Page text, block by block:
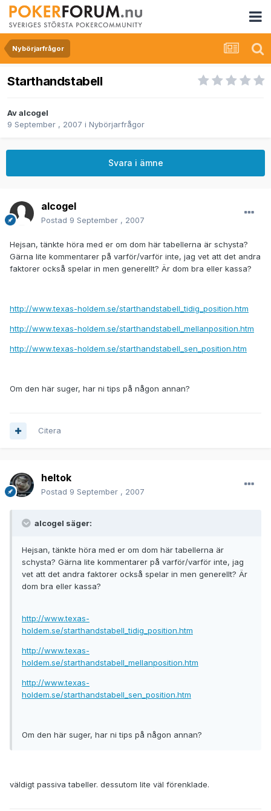
Nybörjarfrågor
Starthandstabell
Avalcogel
9 September , 2007 i Nybörjarfrågor
Svara i ämne
alcogel
Postad 9 September , 2007
Hejsan, tänkte höra med er om dom här tabellerna är schysta?
Gärna lite kommentarer på varför/varför inte, jag vet att det andra
faktorer också spelar in men generellt? Är dom bra eller kassa?
http://www.texas-holdem.se/starthandstabell_tidig_position.htm
http://www.texas-holdem.se/starthandstabell_mellanposition.htm
http://www.texas-holdem.se/starthandstabell_sen_position.htm
Om den här suger, har ni tips på någon annan?
Citera
heltok
Postad 9 September , 2007
alcogel säger:
Hejsan, tänkte höra med er om dom här tabellerna är
schysta? Gärna lite kommentarer på varför/varför inte, jag
vet att det andra faktorer också spelar in men generellt? Är
dom bra eller kassa?
http://www.texas-
holdem.se/starthandstabell_tidig_position.htm
http://www.texas-
holdem.se/starthandstabell_mellanposition.htm
http://www.texas-
holdem.se/starthandstabell_sen_position.htm
Om den här suger, har ni tips på någon annan?
väldigt passiva tabeller. dessutom lite väl förenklade.